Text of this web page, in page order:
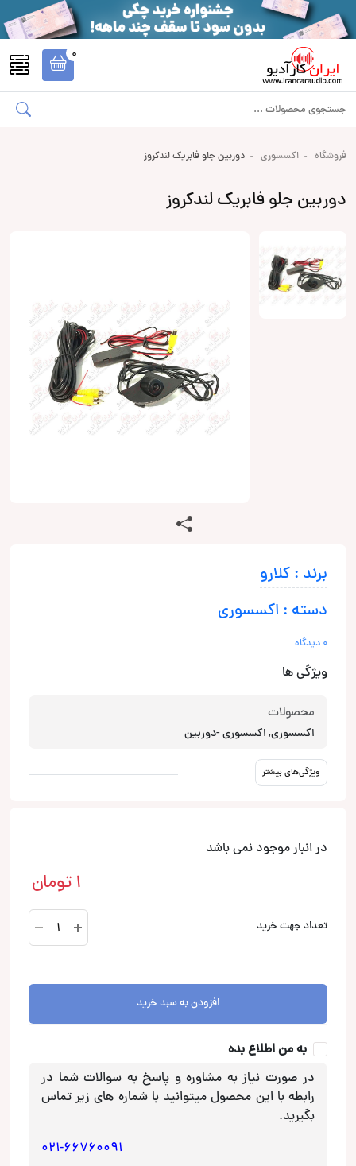
0
فروشگاه اکسسوری دوربین جلو فابریک لندکروز
دوربین جلو فابریک لندکروز
برند : کلارو
دسته : اکسسوری
0 دیدگاه
ویژگی ها
محصولات
اکسسوری, اکسسوری -دوربین
ویژگی‌های بیشتر
در انبار موجود نمی باشد
1 تومان
تعداد جهت خرید
دوربین
جلو
افزودن به سبد خرید
به من اطلاع بده
در صورت نیاز به مشاوره و پاسخ به سوالات شما در
رابطه با این محصول میتوانید با شماره های زیر تماس
بگیرید.
021-66760091